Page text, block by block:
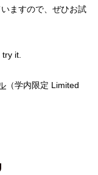
ますので、ぜひお試
try it.
（学内限定 Limited